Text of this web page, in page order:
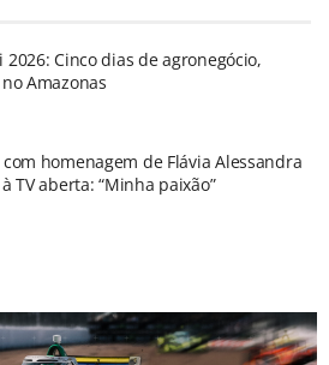
Cinco dias de agronegócio,
Amazonas
homenagem de Flávia Alessandra
TV aberta: “Minha paixão”